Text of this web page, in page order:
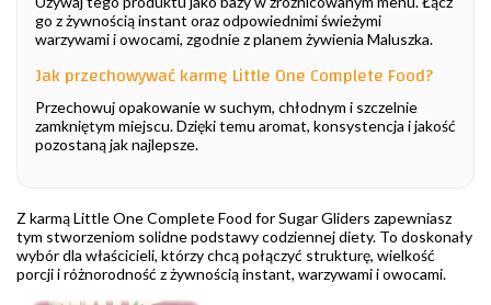
go z żywnością instant oraz odpowiednimi świeżymi
warzywami i owocami, zgodnie z planem żywienia Maluszka.
Jak przechowywać karmę Little One Complete Food?
Przechowuj opakowanie w suchym, chłodnym i szczelnie
zamkniętym miejscu. Dzięki temu aromat, konsystencja i jakość
pozostaną jak najlepsze.
Z karmą Little One Complete Food for Sugar Gliders zapewniasz
tym stworzeniom solidne podstawy codziennej diety. To doskonały
wybór dla właścicieli, którzy chcą połączyć strukturę, wielkość
porcji i różnorodność z żywnością instant, warzywami i owocami.